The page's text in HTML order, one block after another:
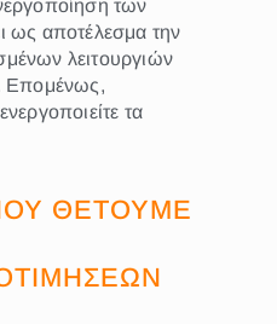
των
ως αποτέλεσμα την
λειτουργιών
Επομένως,
τα
ΘΕΤΟΥΜΕ